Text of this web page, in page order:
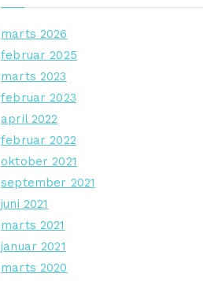
marts 2026
februar 2025
marts 2023
februar 2023
april 2022
februar 2022
oktober 2021
september 2021
juni 2021
marts 2021
januar 2021
marts 2020